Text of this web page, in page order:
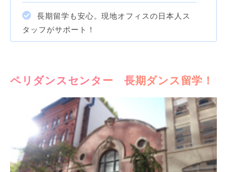
長期留学も安心。現地オフィスの日本人ス
タッフがサポート！
ペリダンスセンター 長期ダンス留学！